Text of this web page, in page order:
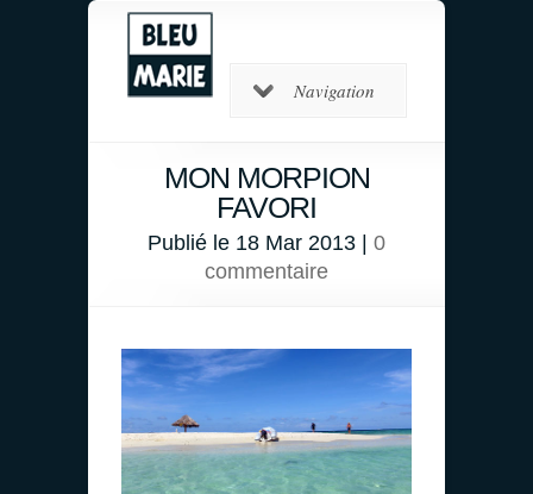
Navigation
MON MORPION
FAVORI
Publié le 18 Mar 2013 | 0
commentaire